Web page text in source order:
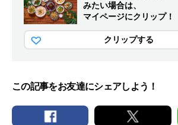
みたい場合は、
マイページにクリップ！
クリップする
この記事をお友達にシェアしよう！